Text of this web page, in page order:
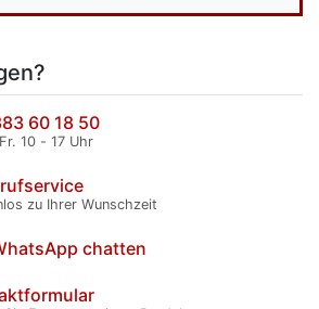
60 18 50
10 - 17 Uhr
zu Ihrer Wunschzeit
chatten